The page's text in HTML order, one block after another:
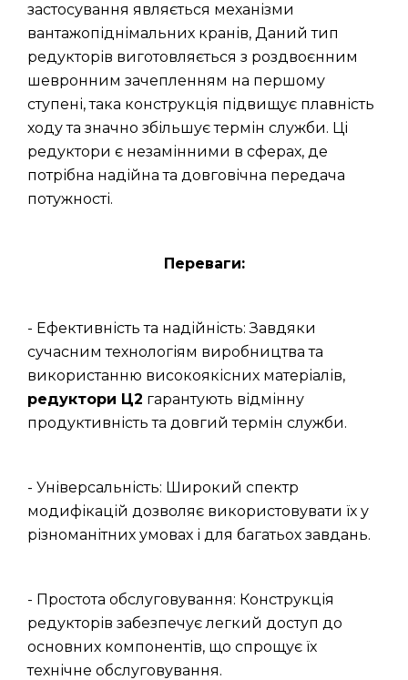
застосування являється механізми
вантажопіднімальних кранів, Даний тип
редукторів виготовляється з роздвоєнним
шевронним зачепленням на першому
ступені, така конструкція підвищує плавність
ходу та значно збільшує термін служби. Ці
редуктори є незамінними в сферах, де
потрібна надійна та довговічна передача
потужності.
Переваги:
- Ефективність та надійність: Завдяки
сучасним технологіям виробництва та
використанню високоякісних матеріалів,
редуктори Ц2 гарантують відмінну
продуктивність та довгий термін служби.
- Універсальність: Широкий спектр
модифікацій дозволяє використовувати їх у
різноманітних умовах і для багатьох завдань.
- Простота обслуговування: Конструкція
редукторів забезпечує легкий доступ до
основних компонентів, що спрощує їх
технічне обслуговування.